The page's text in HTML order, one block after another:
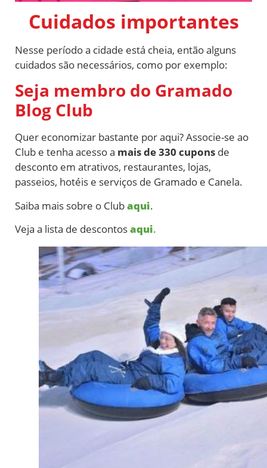
Cuidados importantes
Nesse período a cidade está cheia, então alguns
cuidados são necessários, como por exemplo:
Seja membro do Gramado
Blog Club
Quer economizar bastante por aqui? Associe-se ao
Club e tenha acesso a mais de 330 cupons de
desconto em atrativos, restaurantes, lojas,
passeios, hotéis e serviços de Gramado e Canela.
Saiba mais sobre o Clubaqui.
Veja a lista de descontosaqui.